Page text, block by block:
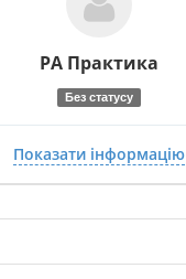
РА Практика
Без статусу
Показати інформацію